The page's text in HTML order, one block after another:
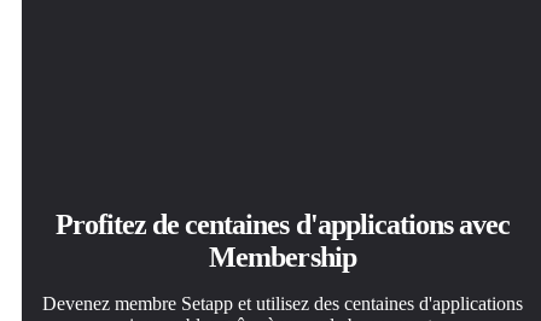
Profitez de centaines d'applications avec
Membership
Devenez membre Setapp et utilisez des centaines d'applications